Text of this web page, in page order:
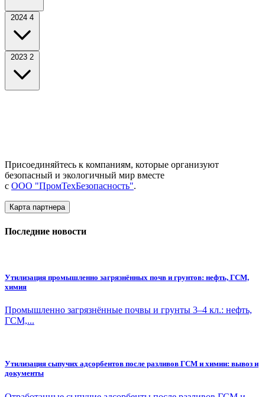
2024 4
2023 2
Присоединяйтесь к компаниям, которые организуют
безопасный и экологичный мир вместе
с ООО "ПромТехБезопасность".
Карта партнера
Последние новости
Утилизация промышленно загрязнённых почв и грунтов: нефть, ГСМ,
химия
Промышленно загрязнённые почвы и грунты 3–4 кл.: нефть,
ГСМ,...
Утилизация сыпучих адсорбентов после разливов ГСМ и химии: вывоз и
документы